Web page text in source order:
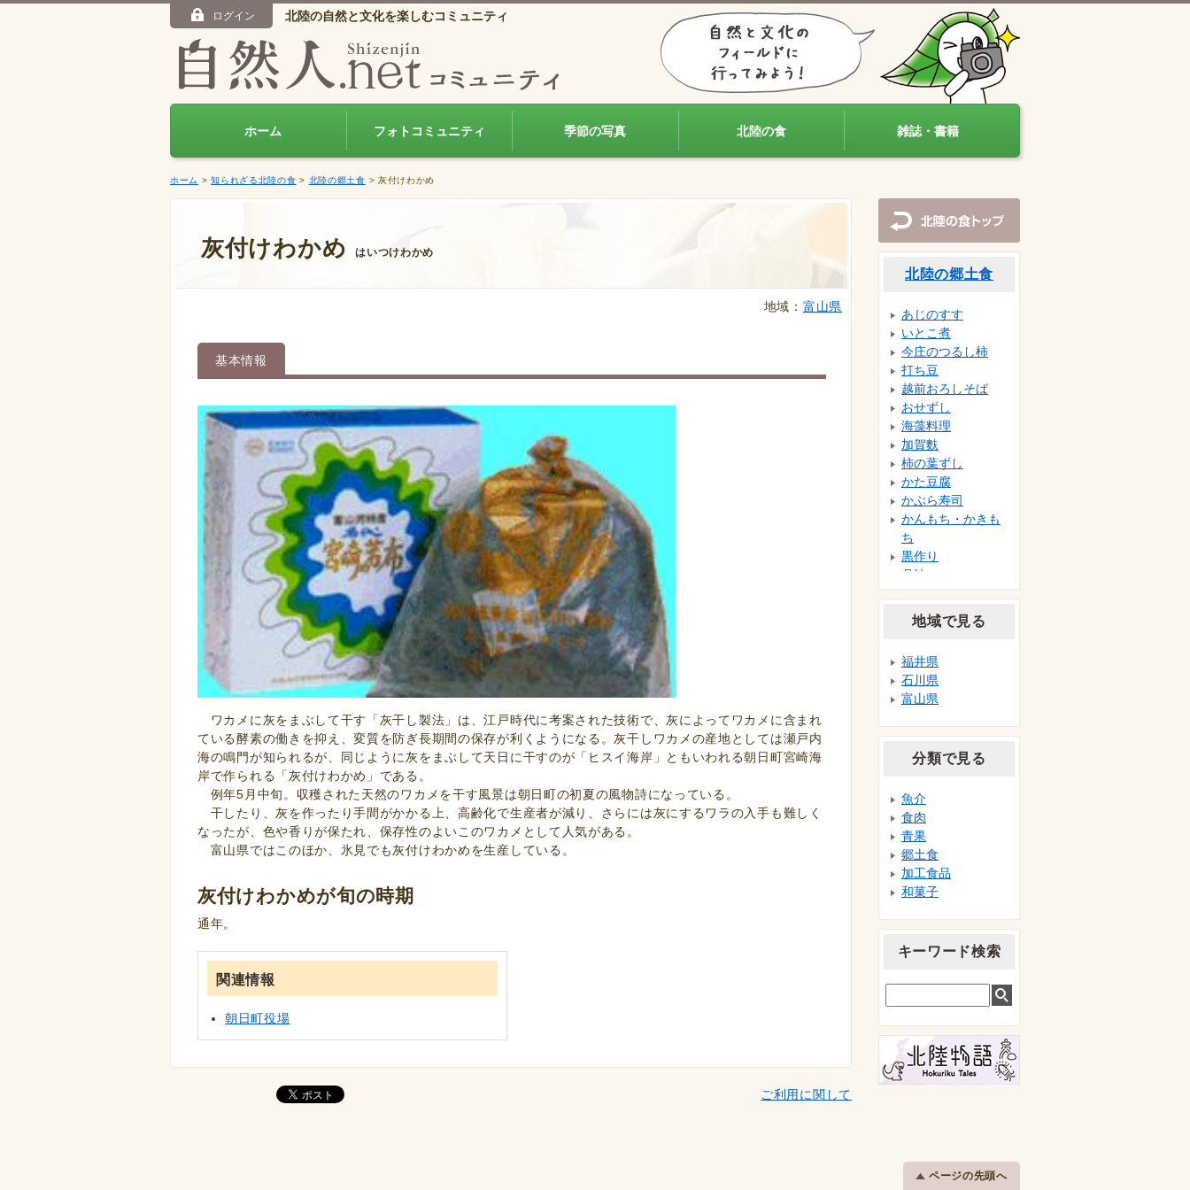
ログイン 北陸の自然と文化を楽しむコミュニティ
ホーム フォトコミュニティ 季節の写真 北陸の食 雑誌・書籍
ホーム >知られざる北陸の食 > 北陸の郷土食 > 灰付けわかめ
灰付けわかめ はいつけわかめ
地域： 富山県
基本情報
ワカメに灰をまぶして干す「灰干し製法」は、江戸時代に考案された技術で、灰によってワカメに含まれ
ている酵素の働きを抑え、変質を防ぎ長期間の保存が利くようになる。灰干しワカメの産地としては瀬戸内
海の鳴門が知られるが、同じように灰をまぶして天日に干すのが「ヒスイ海岸」ともいわれる朝日町宮崎海
岸で作られる「灰付けわかめ」である。
例年5月中旬。収穫された天然のワカメを干す風景は朝日町の初夏の風物詩になっている。
干したり、灰を作ったり手間がかかる上、高齢化で生産者が減り、さらには灰にするワラの入手も難しく
なったが、色や香りが保たれ、保存性のよいこのワカメとして人気がある。
富山県ではこのほか、氷見でも灰付けわかめを生産している。
灰付けわかめが旬の時期
通年。
関連情報
朝日町役場
ご利用に関して
北陸の食トップ
北陸の郷土食
あじのすす
いとこ煮
今庄のつるし柿
打ち豆
越前おろしそば
おせずし
海藻料理
加賀麩
柿の葉ずし
かた豆腐
かぶら寿司
かんもち・かきも
ち
黒作り
呉汁
小鯛のささ漬け
昆布〆
昆布巻き
ごまどうふ
ころ柿
コンカイワシ
昆布
さといも赤飯
治部・治部煮
すこ
ソースカツ丼
鯛の唐蒸し
たら汁
利賀そば
富山干柿
なすびとそうめん
なれずし
灰付けわかめ
はまなみそ
浜焼き鯖
ほおば飯
地域で見る
福井県
石川県
富山県
分類で見る
魚介
食肉
青果
郷土食
加工食品
和菓子
キーワード検索
ページの先頭へ